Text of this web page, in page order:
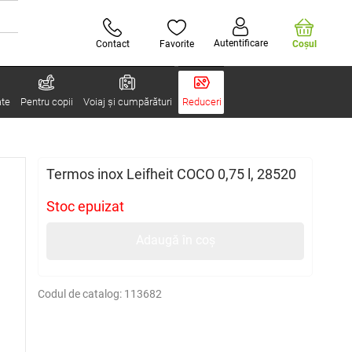
Contact Favorite Autentificare Coşul
Pentru copii Voiaj și cumpărături Reduceri
Termos inox Leifheit COCO 0,75 l, 28520
Stoc epuizat
Codul de catalog: 113682